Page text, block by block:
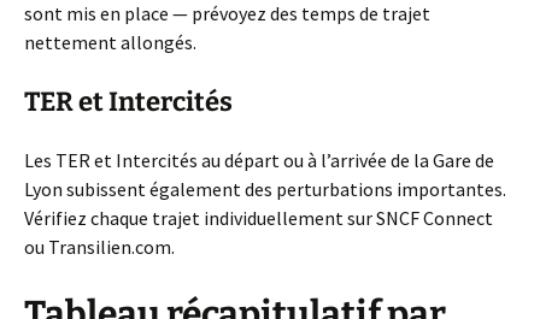
sont mis en place — prévoyez des temps de trajet
nettement allongés.
TER et Intercités
Les TER et Intercités au départ ou à l’arrivée de la Gare de
Lyon subissent également des perturbations importantes.
Vérifiez chaque trajet individuellement sur SNCF Connect
ou Transilien.com.